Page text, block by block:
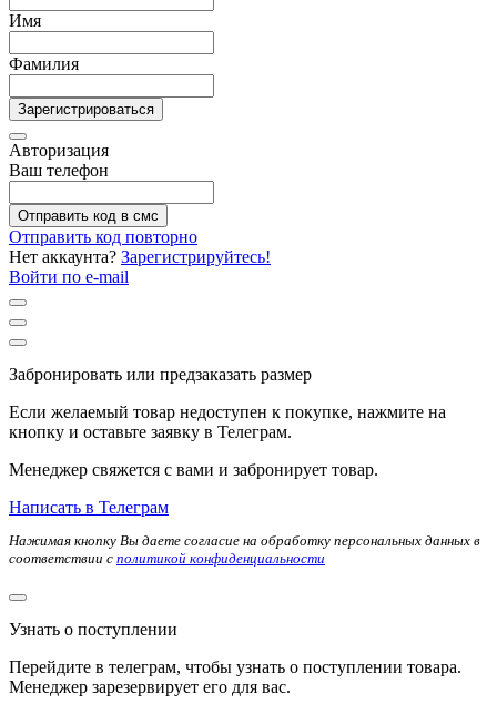
Имя
Фамилия
Зарегистрироваться
Авторизация
Ваш телефон
Отправить код в смс
Отправить код повторно
Нет аккаунта? Зарегистрируйтесь!
Войти по e-mail
Забронировать или предзаказать размер
Если желаемый товар недоступен к покупке, нажмите на
кнопку и оставьте заявку в Телеграм.
Менеджер свяжется с вами и забронирует товар.
Написать в Телеграм
Нажимая кнопку Вы даете согласие на обработку персональных данных в
соответствии с политикой конфиденциальности
Узнать о поступлении
Перейдите в телеграм, чтобы узнать о поступлении товара.
Менеджер зарезервирует его для вас.